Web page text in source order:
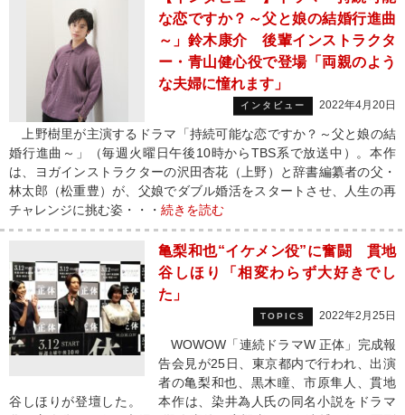
な恋ですか？～父と娘の結婚行進曲
～」鈴木康介 後輩インストラクタ
ー・青山健心役で登場「両親のよう
な夫婦に憧れます」
インタビュー 2022年4月20日
上野樹里が主演するドラマ「持続可能な恋ですか？～父と娘の結
婚行進曲～」（毎週火曜日午後10時からTBS系で放送中）。本作
は、ヨガインストラクターの沢田杏花（上野）と辞書編纂者の父・
林太郎（松重豊）が、父娘でダブル婚活をスタートさせ、人生の再
チャレンジに挑む姿・・・ 続きを読む
亀梨和也“イケメン役”に奮闘 貫地
谷しほり「相変わらず大好きでし
た」
TOPICS 2022年2月25日
WOWOW「連続ドラマW 正体」完成報
告会見が25日、東京都内で行われ、出演
者の亀梨和也、黒木瞳、市原隼人、貫地
谷しほりが登壇した。 本作は、染井為人氏の同名小説をドラマ